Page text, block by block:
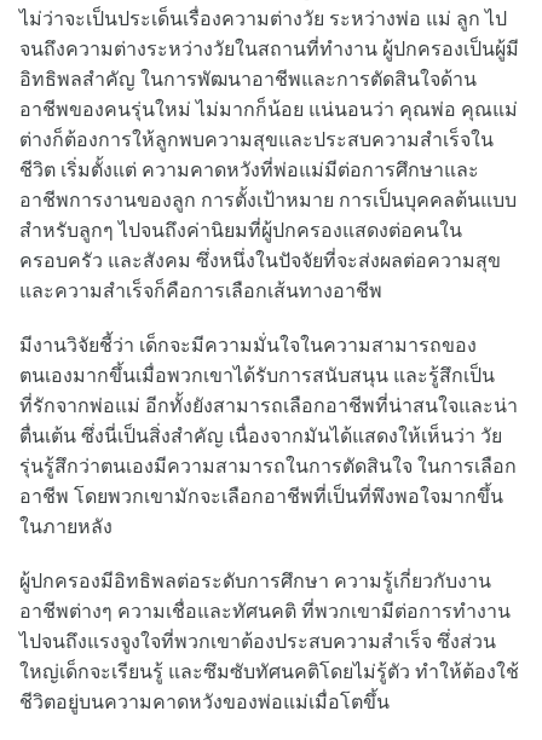
ไม่ว่าจะเป็นประเด็นเรื่องความต่างวัย ระหว่างพ่อ แม่ ลูก ไป
จนถึงความต่างระหว่างวัยในสถานที่ทำงาน ผู้ปกครองเป็นผู้มี
อิทธิพลสำคัญ ในการพัฒนาอาชีพและการตัดสินใจด้าน
อาชีพของคนรุ่นใหม่ ไม่มากก็น้อย แน่นอนว่า คุณพ่อ คุณแม่
ต่างก็ต้องการให้ลูกพบความสุขและประสบความสำเร็จใน
ชีวิต เริ่มตั้งแต่ ความคาดหวังที่พ่อแม่มีต่อการศึกษาและ
อาชีพการงานของลูก การตั้งเป้าหมาย การเป็นบุคคลต้นแบบ
สำหรับลูกๆ ไปจนถึงค่านิยมที่ผู้ปกครองแสดงต่อคนใน
ครอบครัว และสังคม ซึ่งหนึ่งในปัจจัยที่จะส่งผลต่อความสุข
และความสำเร็จก็คือการเลือกเส้นทางอาชีพ
มีงานวิจัยชี้ว่า เด็กจะมีความมั่นใจในความสามารถของ
ตนเองมากขึ้นเมื่อพวกเขาได้รับการสนับสนุน และรู้สึกเป็น
ที่รักจากพ่อแม่ อีกทั้งยังสามารถเลือกอาชีพที่น่าสนใจและน่า
ตื่นเต้น ซึ่งนี่เป็นสิ่งสำคัญ เนื่องจากมันได้แสดงให้เห็นว่า วัย
รุ่นรู้สึกว่าตนเองมีความสามารถในการตัดสินใจ ในการเลือก
อาชีพ โดยพวกเขามักจะเลือกอาชีพที่เป็นที่พึงพอใจมากขึ้น
ในภายหลัง
ผู้ปกครองมีอิทธิพลต่อระดับการศึกษา ความรู้เกี่ยวกับงาน
อาชีพต่างๆ ความเชื่อและทัศนคติ ที่พวกเขามีต่อการทำงาน
ไปจนถึงแรงจูงใจที่พวกเขาต้องประสบความสำเร็จ ซึ่งส่วน
ใหญ่เด็กจะเรียนรู้ และซึมซับทัศนคติโดยไม่รู้ตัว ทำให้ต้องใช้
ชีวิตอยู่บนความคาดหวังของพ่อแม่เมื่อโตขึ้น